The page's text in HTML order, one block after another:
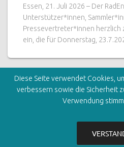
Essen, 21. Juli 2026 – Der
Unterstützer*innen,
Pressevertreter*innen herzlich
ein, die für Donnerstag,
Diese Seite verwendet Cookies,
verbessern sowie die Sicherheit
Verwendung